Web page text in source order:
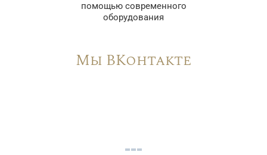
помощью современного
оборудования
Мы ВКонтакте